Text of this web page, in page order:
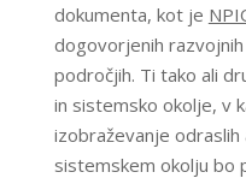
dokumenta, kot je
dogovorjenih
področjih. Ti tako ali
in sistemsko okolje, v
izobraževanje odraslih
sistemskem okolju bo